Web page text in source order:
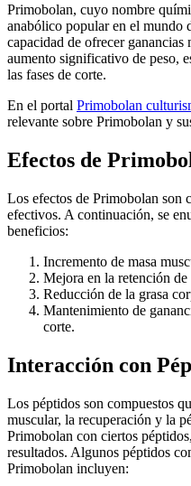
Primobolan, cuyo nombre
anabólico popular en el mundo
capacidad de ofrecer ganancias
aumento significativo de peso,
las fases de corte.
En el portal Primobolan
relevante sobre Primobolan y
Efectos de
Los efectos de Primobolan son
efectivos. A continuación, se
beneficios:
Incremento de masa
Mejora en la retención
Reducción de la grasa
Mantenimiento de
corte.
Interacción con
Los péptidos son compuestos
muscular, la recuperación y la
Primobolan con ciertos
resultados. Algunos péptidos
Primobolan incluyen: